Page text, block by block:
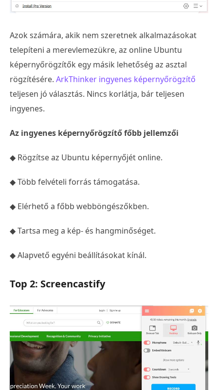
Azok számára, akik nem szeretnek alkalmazásokat
telepíteni a merevlemezükre, az online Ubuntu
képernyőrögzítők egy másik lehetőség az asztal
rögzítésére. ArkThinker ingyenes képernyőrögzítő
teljesen jó választás. Nincs korlátja, bár teljesen
ingyenes.
Az ingyenes képernyőrögzítő főbb jellemzői
◆ Rögzítse az Ubuntu képernyőjét online.
◆ Több felvételi forrás támogatása.
◆ Elérhető a főbb webböngészőkben.
◆ Tartsa meg a kép- és hangminőséget.
◆ Alapvető egyéni beállításokat kínál.
Top 2: Screencastify